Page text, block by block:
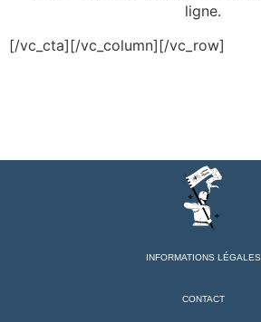
ligne.
[/vc_cta][/vc_column][/vc_row]
INFORMATIONS LÉGALES
CONTACT